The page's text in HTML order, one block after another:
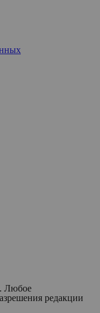
Любое
редакции